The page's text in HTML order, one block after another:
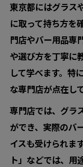
東京都にはグラス
に取って持ち方を
門店やバー用品専
や選び方を丁寧に
して学べます。特
な専門店が点在し
専門店では、グラ
ができ、実際のバ
イスも受けられま
ト」などでは、用